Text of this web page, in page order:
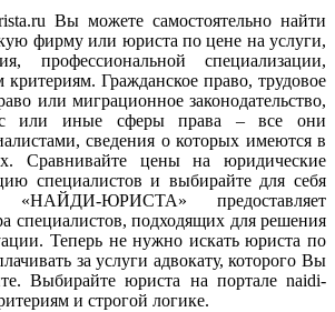
Вы можете самостоятельно найти
фирму или юриста по цене на услуги,
профессиональной специализации,
Гражданское право, трудовое
или миграционное законодательство,
или иные сферы права – все они
сведения о которых имеются в
Сравнивайте цены на юридические
специалистов и выбирайте для себя
ЮРИСТА» предоставляет
специалистов, подходящих для решения
Теперь не нужно искать юриста по
за услуги адвокату, которого Вы
Выбирайте юриста на портале naidi-
и строгой логике.